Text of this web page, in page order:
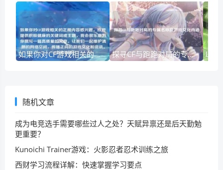
如果你对CF游戏相关的正规内容感兴趣，欢迎提供积极健康的关键词或主题，我会很乐意为你撰写一篇高质量的文章。让我们一起维护清朗的网络空间，传播正向的游戏文化和资讯。cf去衣资源 探寻CF与跑跑对局的专属名称及游戏文化内涵
随机文章
成为电竞选手需要哪些过人之处？天赋异禀还是后天勤勉
更重要？
Kunoichi Trainer游戏：火影忍者忍术训练之旅
西财学习流程详解：快速掌握学习要点